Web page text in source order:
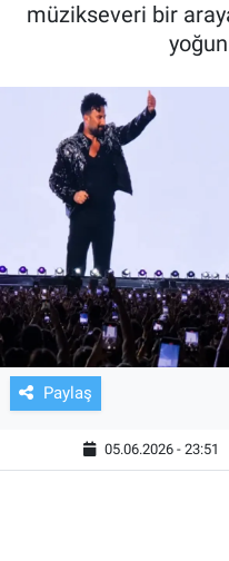
müzikseveri bir
Paylaş
05.06.2026 - 23:51
FUTBOL
TV VE SİNEMA
BASKETBOL
SAĞLIK
GENEL
KÜLTÜR SANAT
EKONOMİ